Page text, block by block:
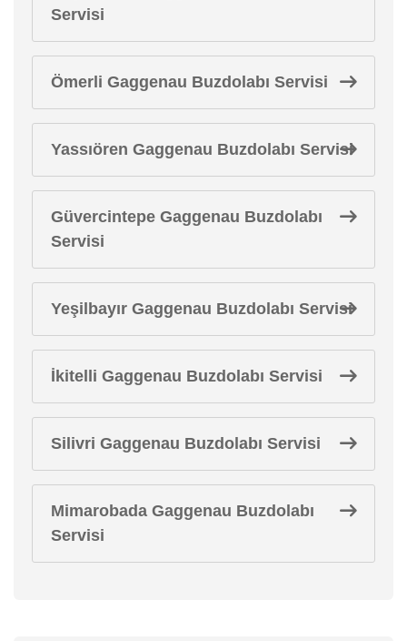
Servisi
Ömerli Gaggenau Buzdolabı Servisi
Yassıören Gaggenau Buzdolabı Servisi
Güvercintepe Gaggenau Buzdolabı
Servisi
Yeşilbayır Gaggenau Buzdolabı Servisi
İkitelli Gaggenau Buzdolabı Servisi
Silivri Gaggenau Buzdolabı Servisi
Mimarobada Gaggenau Buzdolabı
Servisi